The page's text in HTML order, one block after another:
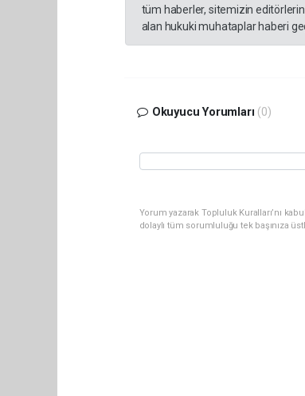
tüm haberler, sitemizin
alan hukuki muhataplar haberi
Okuyucu Yorumları (0)
Yorum yazarak Topluluk Kuralları’nı
dolaylı tüm sorumluluğu tek başınıza